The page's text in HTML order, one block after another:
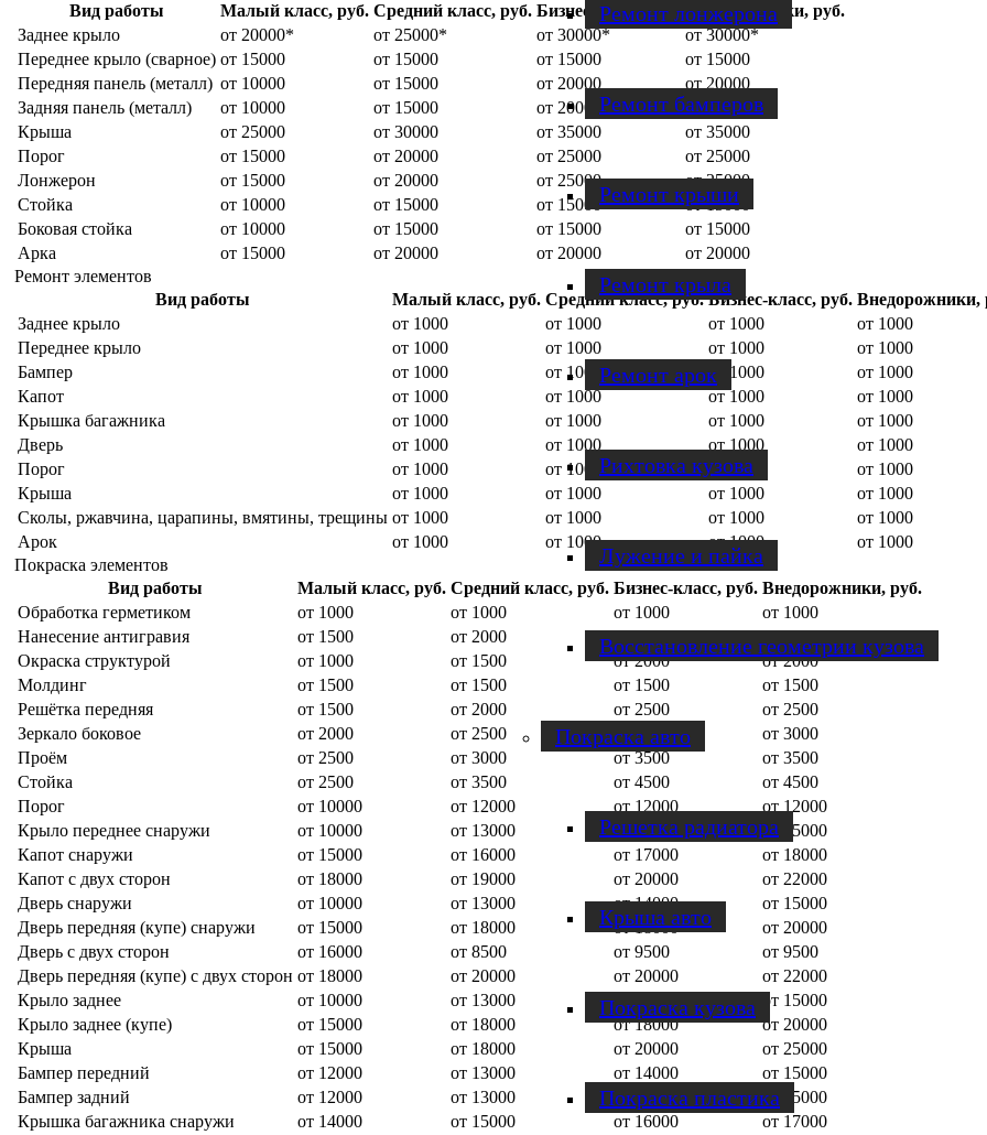
Ремонт лонжерона
Ремонт бамперов
Ремонт крыши
Ремонт крыла
Ремонт арок
Рихтовка кузова
Лужение и пайка
Восстановление геометрии кузова
Покраска авто
Решетка радиатора
Крыша авто
Покраска кузова
Покраска пластика
Вид работы
Малый класс, руб. Средний класс, руб. Бизнес-класс, руб. Внедорожники, руб.
Заднее крыло
от 20000* от 25000* от 30000*
от 30000*
Переднее крыло (сварное) от 15000 от 15000 от 15000
от 15000
Передняя панель (металл) от 10000 от 15000 от 20000
от 20000
Задняя панель (металл)
от 10000 от 15000 от 20000
от 20000
Крыша
от 25000 от 30000 от 35000
от 35000
Порог
от 15000 от 20000 от 25000
от 25000
Лонжерон
от 15000 от 20000 от 25000
от 25000
Стойка
от 10000 от 15000 от 15000
от 15000
Боковая стойка
от 10000 от 15000 от 15000
от 15000
Арка
от 15000 от 20000 от 20000
от 20000
Ремонт элементов
Вид работы
Малый класс, руб. Средний класс, руб. Бизнес-класс, руб. Внедорожники,
Заднее крыло
от 1000 от 1000 от 1000
от 1000
Переднее крыло
от 1000 от 1000 от 1000
от 1000
Бампер
от 1000 от 1000 от 1000
от 1000
Капот
от 1000 от 1000 от 1000
от 1000
Крышка багажника
от 1000 от 1000 от 1000
от 1000
Дверь
от 1000 от 1000 от 1000
от 1000
Порог
от 1000 от 1000 от 1000
от 1000
Крыша
от 1000 от 1000 от 1000
от 1000
Сколы, ржавчина, царапины, вмятины, трещины от 1000 от 1000 от 1000
от 1000
Арок
от 1000 от 1000 от 1000
от 1000
Покраска элементов
Вид работы
Малый класс, руб. Средний класс, руб. Бизнес-класс, руб. Внедорожники, руб.
Обработка герметиком
от 1000 от 1000 от 1000
от 1000
Нанесение антигравия
от 1500 от 2000 от 2500
от 2500
Окраска структурой
от 1000 от 1500 от 2000
от 2000
Молдинг
от 1500 от 1500 от 1500
от 1500
Решётка передняя
от 1500 от 2000 от 2500
от 2500
Зеркало боковое
от 2000 от 2500 от 3000
от 3000
Проём
от 2500 от 3000 от 3500
от 3500
Стойка
от 2500 от 3500 от 4500
от 4500
Порог
от 10000 от 12000 от 12000
от 12000
Крыло переднее снаружи
от 10000 от 13000 от 14000
от 15000
Капот снаружи
от 15000 от 16000 от 17000
от 18000
Капот с двух сторон
от 18000 от 19000 от 20000
от 22000
Дверь снаружи
от 10000 от 13000 от 14000
от 15000
Дверь передняя (купе) снаружи
от 15000 от 18000 от 18000
от 20000
Дверь с двух сторон
от 16000 от 8500 от 9500
от 9500
Дверь передняя (купе) с двух сторон от 18000 от 20000 от 20000
от 22000
Крыло заднее
от 10000 от 13000 от 14000
от 15000
Крыло заднее (купе)
от 15000 от 18000 от 18000
от 20000
Крыша
от 15000 от 18000 от 20000
от 25000
Бампер передний
от 12000 от 13000 от 14000
от 15000
Бампер задний
от 12000 от 13000 от 14000
от 15000
Крышка багажника снаружи
от 14000 от 15000 от 16000
от 17000